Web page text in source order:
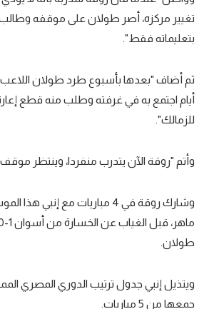
تحليل في الجول
حكايات في الجول
فيديو في الجول
تغيير مركزه، أصر طولان على موقفه وطالب
بتعليماته فقط".
ثم أضاف "بعدها بأسبوع طرد طولان اللاعب
أيام اجتمع به في غرفته وطلب منه قطع
للزمالك".
وأتم "روقة الآن يتدرب منفردا، وينتظر موقف
وشارك روقة في 4 مباريات مع
طولان.
ويتذيل إنبي جدول ترتيب الدوري المصري
جمعها من 5 مباريات.